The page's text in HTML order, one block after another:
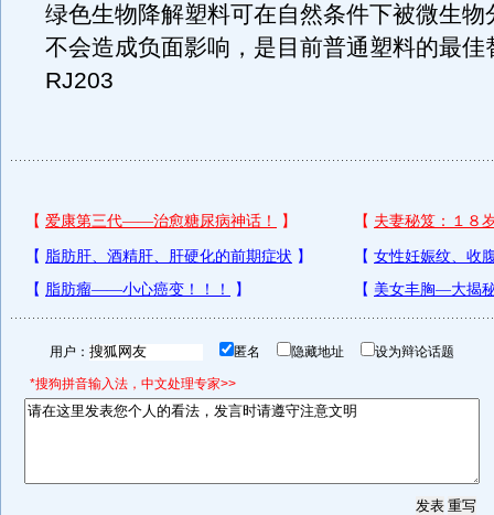
绿色生物降解塑料可在自然条件下被微生物
不会造成负面影响，是目前普通塑料的最佳
RJ203
用户： 匿名 隐藏地址 设为辩论话题
*搜狗拼音输入法，中文处理专家>>